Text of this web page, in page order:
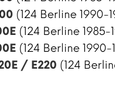
(124 Berline 1990-
(124 Berline 1985-
(124 Berline 1990-
/ E220 (124